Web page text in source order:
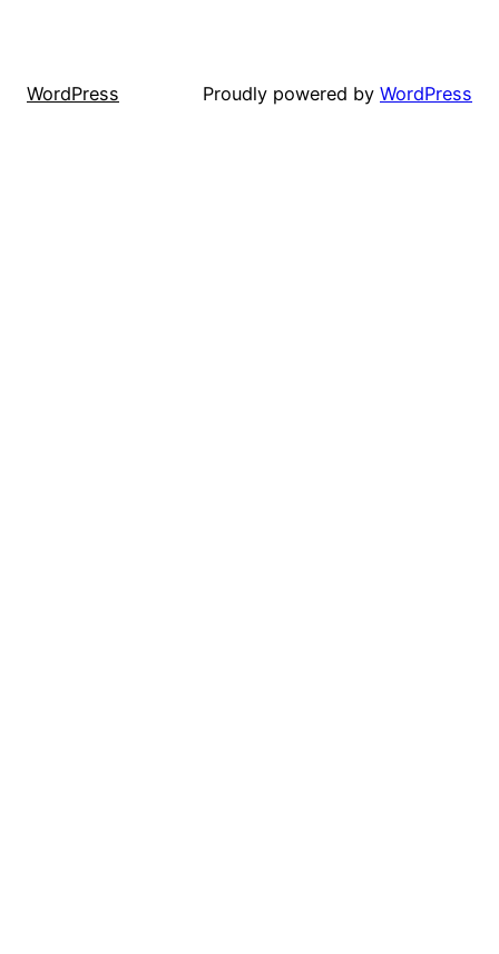
WordPress Proudly powered by WordPress